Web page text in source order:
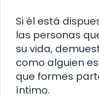
Si él está
las personas
su vida,
como alguien
que formes
íntimo.